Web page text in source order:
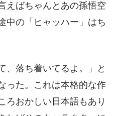
えばちゃんとあの孫悟空
中の「ヒャッハー」はち
、落ち着いてるよ。」と
った。これは本格的な作
ろおかしい日本語もあり